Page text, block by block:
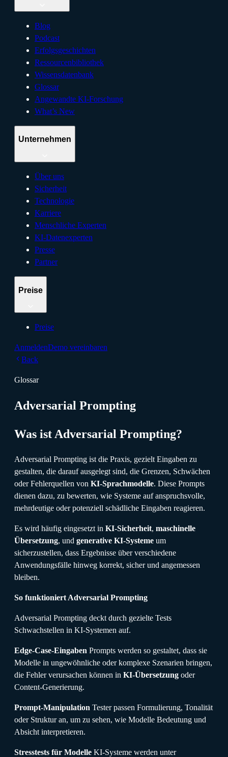
Blog
Podcast
Erfolgsgeschichten
Ressourcenbibliothek
Wissensdatenbank
Glossar
Angewandte KI-Forschung
What’s New
Unternehmen
Über uns
Sicherheit
Technologie
Karriere
Menschliche Experten
KI-Datenexperten
Presse
Partner
Preise
Preise
AnmeldenDemo vereinbaren
Back
Glossar
Adversarial Prompting
Was ist Adversarial Prompting?
Adversarial Prompting ist die Praxis, gezielt Eingaben zu
gestalten, die darauf ausgelegt sind, die Grenzen, Schwächen
oder Fehlerquellen von KI-Sprachmodelle. Diese Prompts
dienen dazu, zu bewerten, wie Systeme auf anspruchsvolle,
mehrdeutige oder potenziell schädliche Eingaben reagieren.
Es wird häufig eingesetzt in KI-Sicherheit, maschinelle
Übersetzung, und generative KI-Systeme um
sicherzustellen, dass Ergebnisse über verschiedene
Anwendungsfälle hinweg korrekt, sicher und angemessen
bleiben.
So funktioniert Adversarial Prompting
Adversarial Prompting deckt durch gezielte Tests
Schwachstellen in KI-Systemen auf.
Edge-Case-Eingaben Prompts werden so gestaltet, dass sie
Modelle in ungewöhnliche oder komplexe Szenarien bringen,
die Fehler verursachen können in KI-Übersetzung oder
Content-Generierung.
Prompt-Manipulation Tester passen Formulierung, Tonalität
oder Struktur an, um zu sehen, wie Modelle Bedeutung und
Absicht interpretieren.
Stresstests für Modelle KI-Systeme werden unter